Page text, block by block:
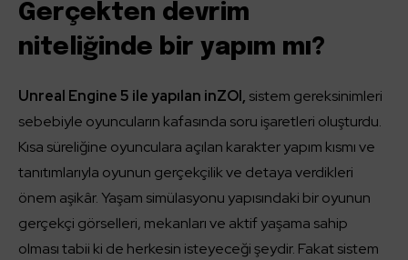
Gerçekten devrim
niteliğinde bir yapım mı?
Unreal Engine 5 ile yapılan inZOI, sistem gereksinimleri
sebebiyle oyuncuların kafasında soru işaretleri oluşturdu.
Kısa süreliğine oyunculara açılan karakter yapım kısmı ve
tanıtımlarıyla oyunun gerçekçilik ve detaya verdikleri
önem aşikâr. Yaşam simülasyonu yapısındaki bir oyunun
gerçekçi görselleri, mekanları ve aktif yaşama sahip
olması tabii ki de herkesin isteyeceği şeydir. Fakat sistem